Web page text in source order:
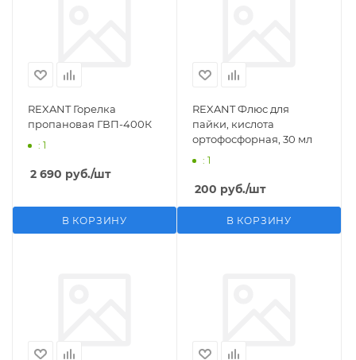
REXANT Горелка
пропановая ГВП-400К
: 1
2 690 руб./шт
В КОРЗИНУ
REXANT Флюс для
пайки, кислота
ортофосфорная, 30 мл
: 1
200 руб./шт
В КОРЗИНУ